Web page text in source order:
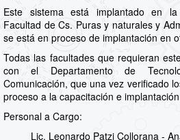
Este sistema está implantado en
Facultad de Cs. Puras y naturales y
se está en proceso de implantación en
Todas las facultades que requieran
con el Departamento de
Comunicación, que una vez verificado
proceso a la capacitación e
Personal a Cargo:
Lic. Leonardo Patzi Collorana -